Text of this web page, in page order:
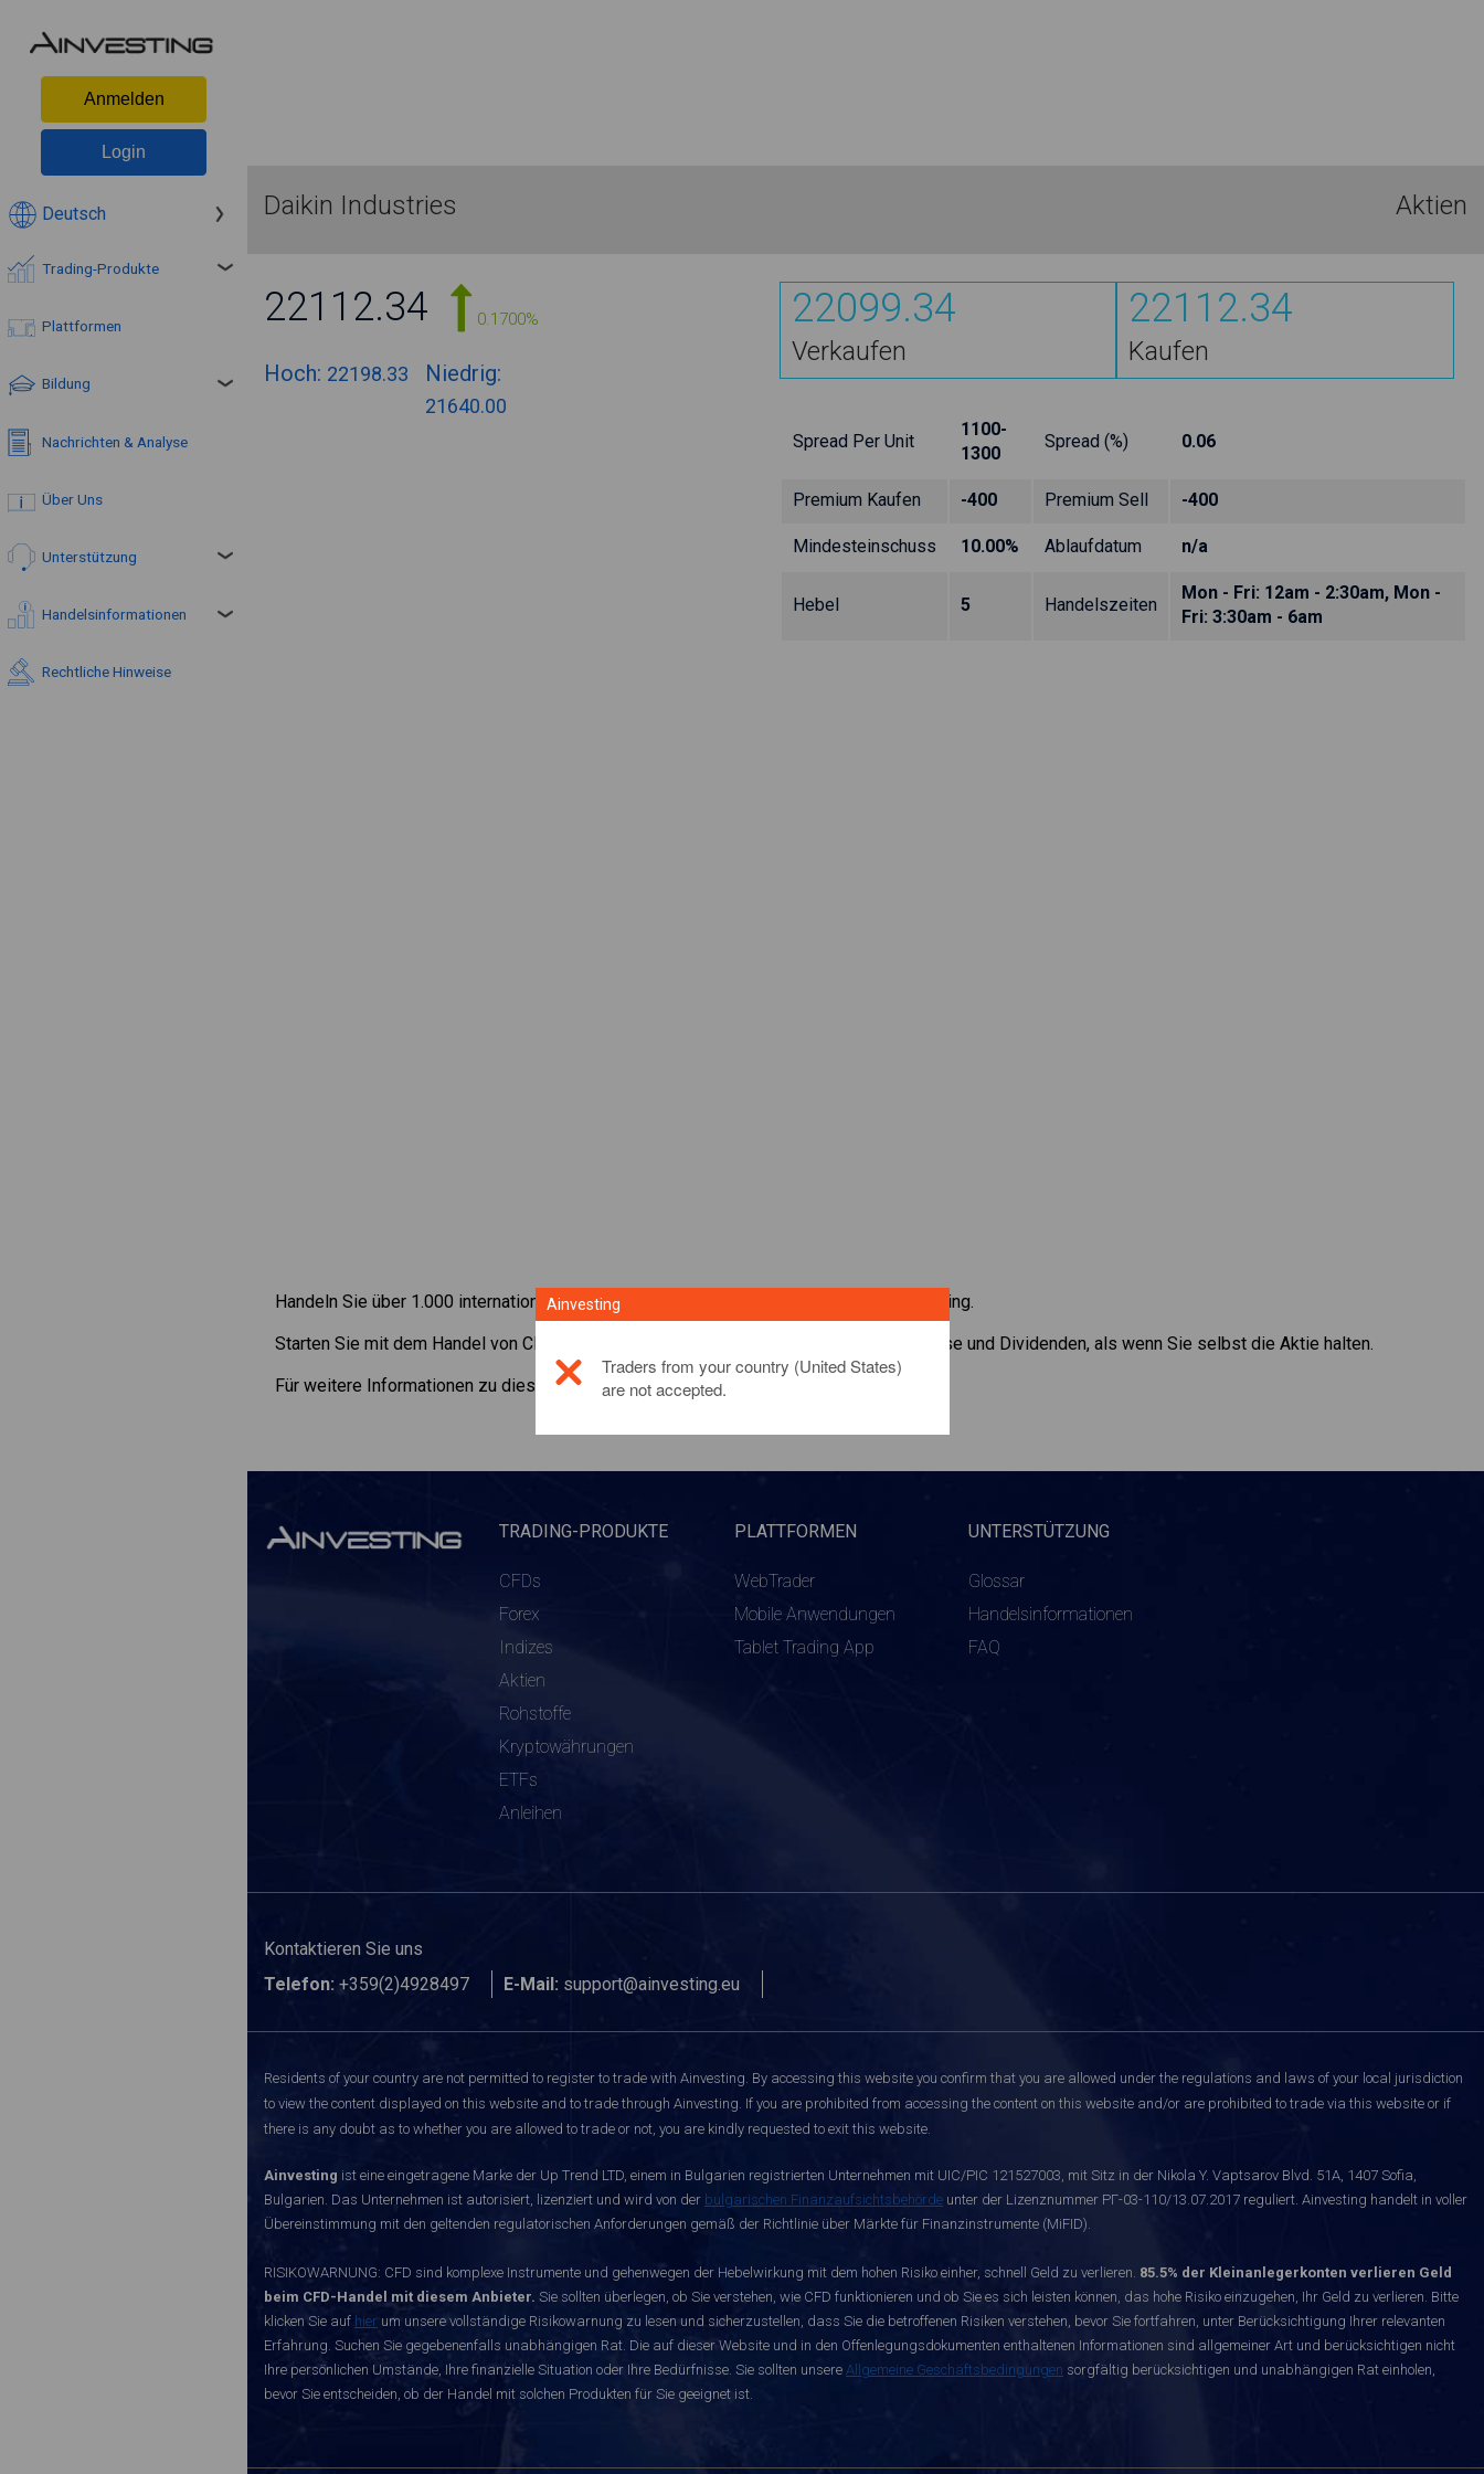
Anmelden
Login
Deutsch
Trading-Produkte
Plattformen
Bildung
Nachrichten & Analyse
Über Uns
Unterstützung
Handelsinformationen
Rechtliche Hinweise
Daikin Industries Aktien
22112.34 0.1700%
Hoch: 22198.33 Niedrig:
21640.00
22099.34
Verkaufen
22112.34
Kaufen
Spread Per Unit
1100-
1300
Spread (%) 0.06
Premium Kaufen -400 Premium Sell -400
Mindesteinschuss 10.00% Ablaufdatum n/a
Hebel 5 Handelszeiten
Mon - Fri: 12am - 2:30am, Mon -
Fri: 3:30am - 6am
Handeln Sie über 1.000 internationale Aktien mit der CFD-Handelsplattform von Ainvesting.
Starten Sie mit dem Handel von CFDs auf
. Erhalten Sie Echtzeit-Preise und Dividenden, als wenn Sie selbst die Aktie halten.
Für weitere Informationen zu diesem Anlageprodukt,klicken Sie hier
TRADING-PRODUKTE
CFDs
Forex
Indizes
Aktien
Rohstoffe
Kryptowährungen
ETFs
Anleihen
PLATTFORMEN
WebTrader
Mobile Anwendungen
Tablet Trading App
UNTERSTÜTZUNG
Glossar
Handelsinformationen
FAQ
Kontaktieren Sie uns
Telefon: +359(2)4928497 E-Mail: support@ainvesting.eu
Residents of your country are not permitted to register to trade with Ainvesting. By accessing this website you confirm that you are allowed under the regulations and laws of your local jurisdiction
to view the content displayed on this website and to trade through Ainvesting. If you are prohibited from accessing the content on this website and/or are prohibited to trade via this website or if
there is any doubt as to whether you are allowed to trade or not, you are kindly requested to exit this website.
Ainvesting ist eine eingetragene Marke der Up Trend LTD, einem in Bulgarien registrierten Unternehmen mit UIC/PIC 121527003, mit Sitz in der Nikola Y. Vaptsarov Blvd. 51A, 1407 Sofia,
Bulgarien. Das Unternehmen ist autorisiert, lizenziert und wird von der bulgarischen Finanzaufsichtsbehörde unter der Lizenznummer РГ-03-110/13.07.2017 reguliert. Ainvesting handelt in voller
Übereinstimmung mit den geltenden regulatorischen Anforderungen gemäß der Richtlinie über Märkte für Finanzinstrumente (MiFID).
RISIKOWARNUNG: CFD sind komplexe Instrumente und gehenwegen der Hebelwirkung mit dem hohen Risiko einher, schnell Geld zu verlieren. 85.5% der Kleinanlegerkonten verlieren Geld
beim CFD-Handel mit diesem Anbieter. Sie sollten überlegen, ob Sie verstehen, wie CFD funktionieren und ob Sie es sich leisten können, das hohe Risiko einzugehen, Ihr Geld zu verlieren. Bitte
klicken Sie auf hier um unsere vollständige Risikowarnung zu lesen und sicherzustellen, dass Sie die betroffenen Risiken verstehen, bevor Sie fortfahren, unter Berücksichtigung Ihrer relevanten
Erfahrung. Suchen Sie gegebenenfalls unabhängigen Rat. Die auf dieser Website und in den Offenlegungsdokumenten enthaltenen Informationen sind allgemeiner Art und berücksichtigen nicht
Ihre persönlichen Umstände, Ihre finanzielle Situation oder Ihre Bedürfnisse. Sie sollten unsere Allgemeine Geschäftsbedingungen sorgfältig berücksichtigen und unabhängigen Rat einholen,
bevor Sie entscheiden, ob der Handel mit solchen Produkten für Sie geeignet ist.
Ainvesting
Traders from your country (United States)
are not accepted.